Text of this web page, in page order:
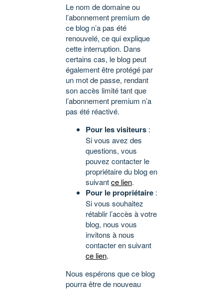
Le nom de domaine ou
l’abonnement premium de
ce blog n’a pas été
renouvelé, ce qui explique
cette interruption. Dans
certains cas, le blog peut
également être protégé par
un mot de passe, rendant
son accès limité tant que
l’abonnement premium n’a
pas été réactivé.
Pour les visiteurs :
Si vous avez des
questions, vous
pouvez contacter le
propriétaire du blog en
suivantce lien.
Pour le propriétaire :
Si vous souhaitez
rétablir l’accès à votre
blog, nous vous
invitons à nous
contacter en suivant
ce lien.
Nous espérons que ce blog
pourra être de nouveau